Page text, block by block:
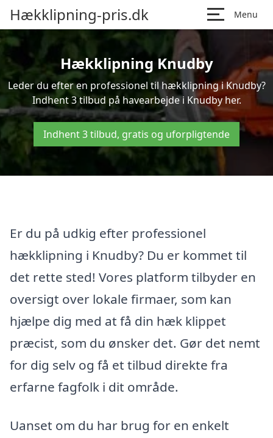
Hækklipning-pris.dk Menu
Hækklipning Knudby
Leder du efter en professionel til hækklipning i Knudby?
Indhent 3 tilbud på havearbejde i Knudby her.
Indhent 3 tilbud, gratis og uforpligtende
Er du på udkig efter professionel
hækklipning i Knudby? Du er kommet til
det rette sted! Vores platform tilbyder en
oversigt over lokale firmaer, som kan
hjælpe dig med at få din hæk klippet
præcist, som du ønsker det. Gør det nemt
for dig selv og få et tilbud direkte fra
erfarne fagfolk i dit område.
Uanset om du har brug for en enkelt